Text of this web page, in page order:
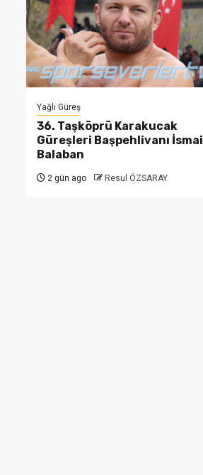
Yağlı Güreş
36. Taşköprü Karakucak
Güreşleri Başpehlivanı İsmail
Balaban
2 gün ago Resul ÖZSARAY